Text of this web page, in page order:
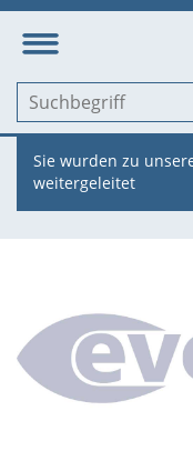
Sie wurden zu
weitergeleitet